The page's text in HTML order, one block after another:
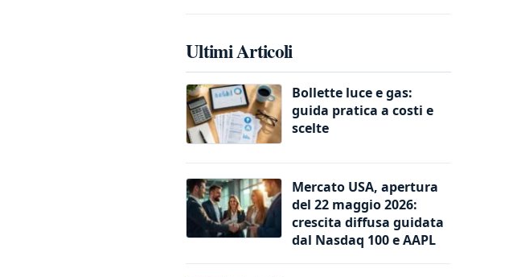
Ultimi Articoli
Bollette luce e gas:
guida pratica a costi e
scelte
Mercato USA, apertura
del 22 maggio 2026:
crescita diffusa guidata
dal Nasdaq 100 e AAPL